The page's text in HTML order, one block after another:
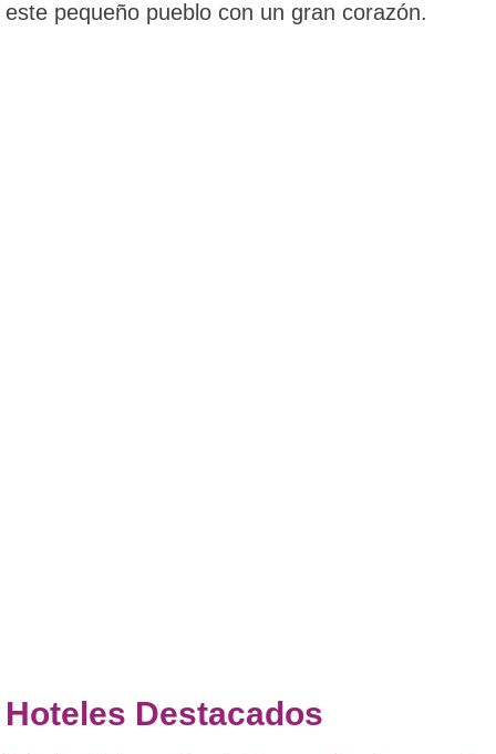
este pequeño pueblo con un gran corazón.
Hoteles Destacados